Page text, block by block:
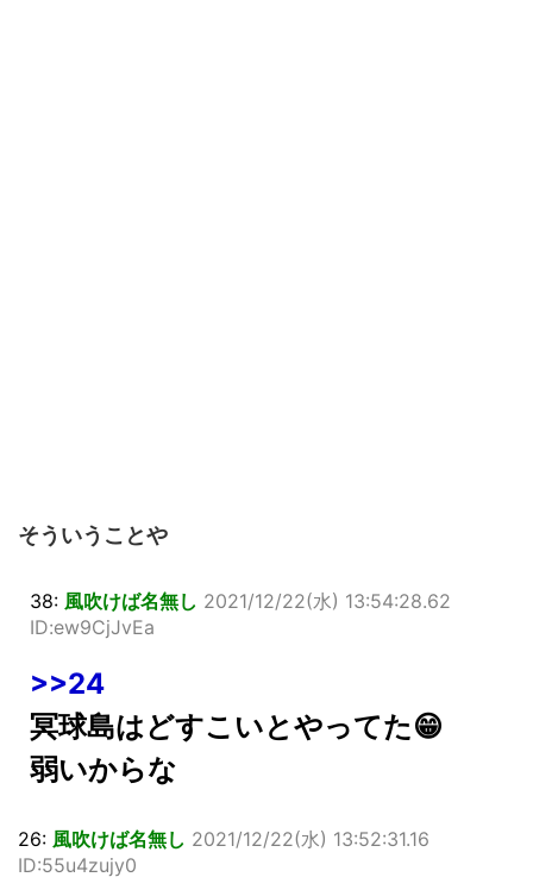
そういうことや
38: 風吹けば名無し 2021/12/22(水) 13:54:28.62
ID:ew9CjJvEa
>>24
冥球島はどすこいとやってた😁
弱いからな
26: 風吹けば名無し 2021/12/22(水) 13:52:31.16
ID:55u4zujy0